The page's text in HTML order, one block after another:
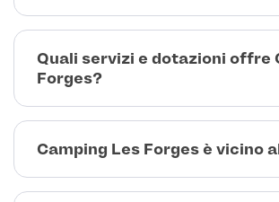
Quali servizi e dotazioni offre
Forges?
Camping Les Forges è vicino